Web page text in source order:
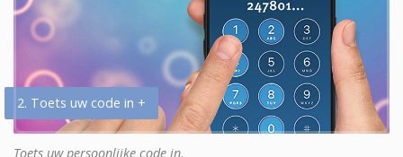
2. Toets uw code in +
Toets uw persoonlijke code in.